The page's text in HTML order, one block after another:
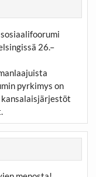
26.–
pyrkimys on